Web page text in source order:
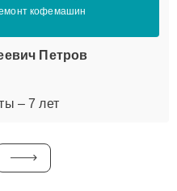
кофемашин
Петров
– 7 лет